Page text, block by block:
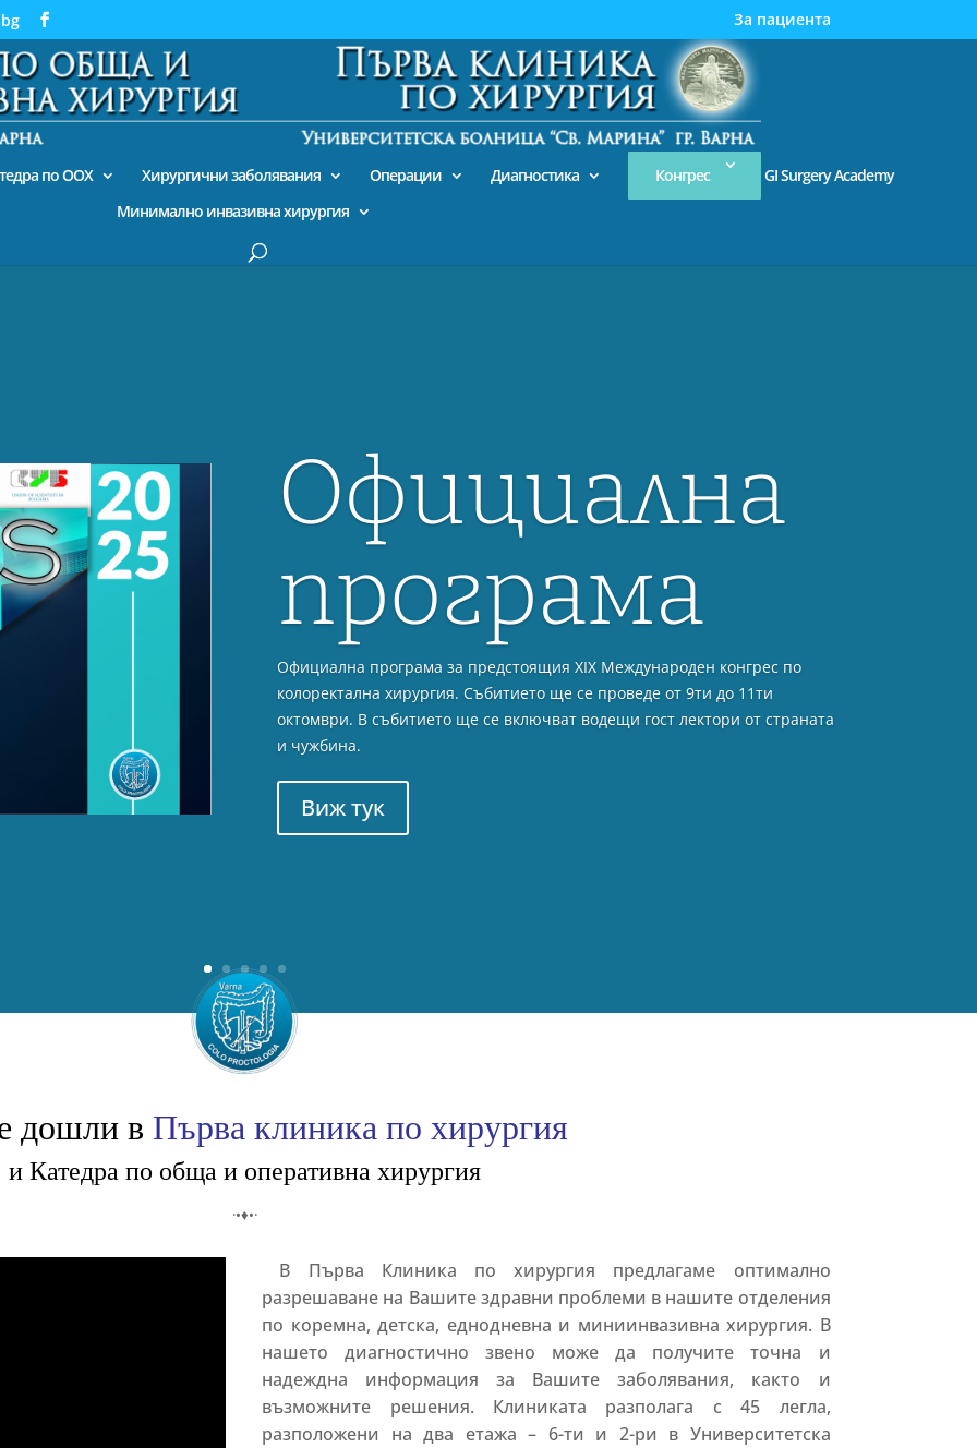
по ООХ Хирургични заболявания Операции Диагностика Конгрес
GI Surgery Academy
Минимално инвазивна хирургия
Роботизирана
система da Vinci Xi
Първата робот-асистирана хирургична интервенция в морската
столица бе извършена от проф. д-р Красимир Иванов.
Виж повече тук...
дошли в Първа клиника по хирургия
и Катедра по обща и оперативна хирургия
·•♦•·
В Първа Клиника по хирургия предлагаме оптимално
разрешаване на Вашите здравни проблеми в нашите отделения
по коремна, детска, еднодневна и миниинвазивна хирургия. В
нашето диагностично звено може да получите точна и
надеждна информация за Вашите заболявания, както и
възможните решения. Клиниката разполага с 45 легла,
разположени на два етажа – 6-ти и 2-ри в Университетска